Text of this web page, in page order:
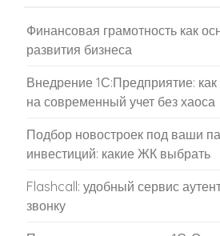
Финансовая грамотность как
развития бизнеса
Внедрение 1С:Предприятие:
на современный учет без хаоса
Подбор новостроек под ваши
инвестиций: какие ЖК выбрать
Flashcall: удобный сервис
звонку